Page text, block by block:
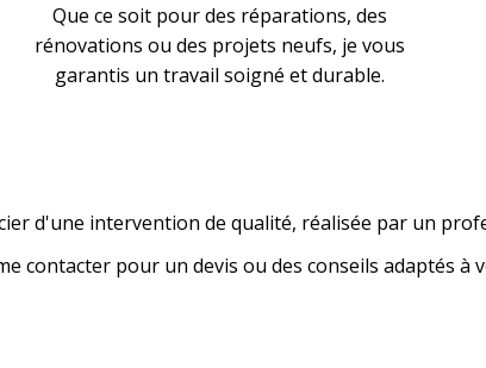
Que ce soit pour des réparations, des
rénovations ou des projets neufs, je vous
garantis un travail soigné et durable.
d'une intervention de qualité, réalisée par un
contacter pour un devis ou des conseils adaptés à